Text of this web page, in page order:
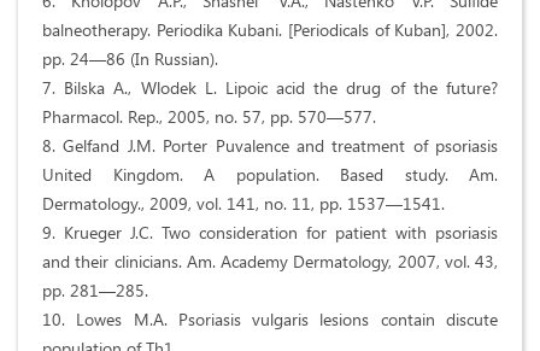
balneotherapy. Periodika Kubani. [Periodicals of Kuban], 2002.
pp. 24—86 (In Russian).
7. Bilska A., Wlodek L. Lipoic acid the drug of the future?
Pharmacol. Rep., 2005, no. 57, pp. 570—577.
8. Gelfand J.M. Porter Puvalence and treatment of psoriasis
United Kingdom. A population. Based study. Am.
Dermatology., 2009, vol. 141, no. 11, pp. 1537—1541.
9. Krueger J.C. Two consideration for patient with psoriasis
and their clinicians. Am. Academy Dermatology, 2007, vol. 43,
pp. 281—285.
10. Lowes M.A. Psoriasis vulgaris lesions contain discute